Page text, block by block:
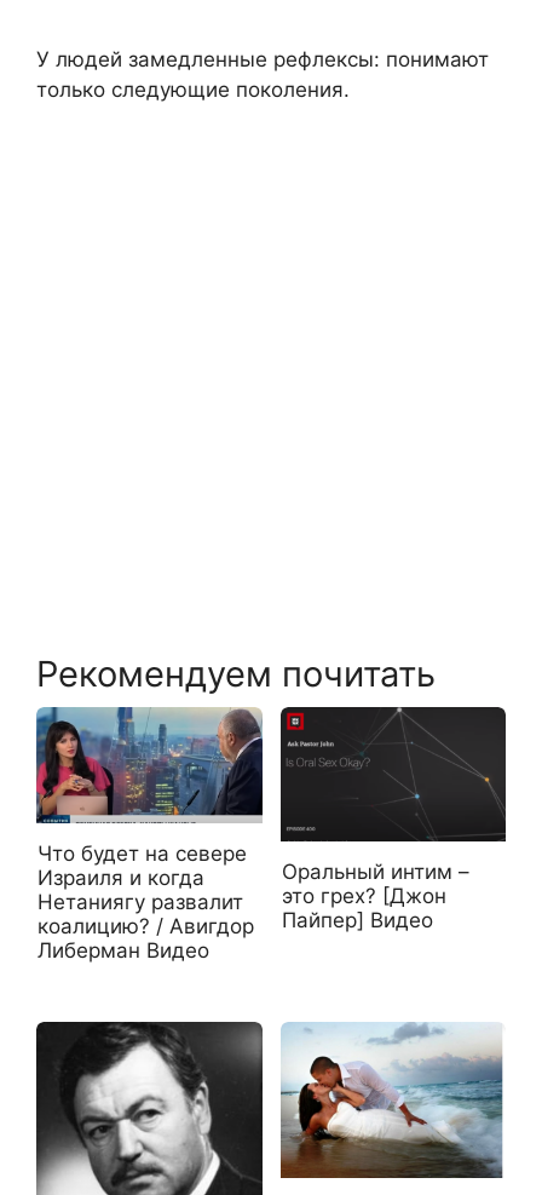
У людей замедленные рефлексы: понимают
только следующие поколения.
Рекомендуем почитать
Что будет на севере
Израиля и когда
Нетаниягу развалит
коалицию? / Авигдор
Либерман Видео
Оральный интим –
это грех? [Джон
Пайпер] Видео